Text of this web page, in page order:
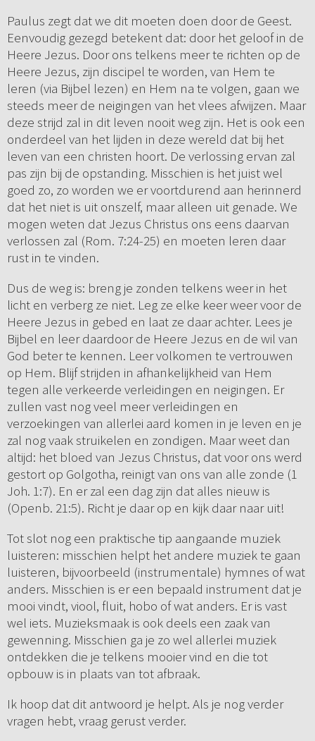
Paulus zegt dat we dit moeten doen door de Geest.
Eenvoudig gezegd betekent dat: door het geloof in de
Heere Jezus. Door ons telkens meer te richten op de
Heere Jezus, zijn discipel te worden, van Hem te
leren (via Bijbel lezen) en Hem na te volgen, gaan we
steeds meer de neigingen van het vlees afwijzen. Maar
deze strijd zal in dit leven nooit weg zijn. Het is ook een
onderdeel van het lijden in deze wereld dat bij het
leven van een christen hoort. De verlossing ervan zal
pas zijn bij de opstanding. Misschien is het juist wel
goed zo, zo worden we er voortdurend aan herinnerd
dat het niet is uit onszelf, maar alleen uit genade. We
mogen weten dat Jezus Christus ons eens daarvan
verlossen zal (Rom. 7:24-25) en moeten leren daar
rust in te vinden.
Dus de weg is: breng je zonden telkens weer in het
licht en verberg ze niet. Leg ze elke keer weer voor de
Heere Jezus in gebed en laat ze daar achter. Lees je
Bijbel en leer daardoor de Heere Jezus en de wil van
God beter te kennen. Leer volkomen te vertrouwen
op Hem. Blijf strijden in afhankelijkheid van Hem
tegen alle verkeerde verleidingen en neigingen. Er
zullen vast nog veel meer verleidingen en
verzoekingen van allerlei aard komen in je leven en je
zal nog vaak struikelen en zondigen. Maar weet dan
altijd: het bloed van Jezus Christus, dat voor ons werd
gestort op Golgotha, reinigt van ons van alle zonde (1
Joh. 1:7). En er zal een dag zijn dat alles nieuw is
(Openb. 21:5). Richt je daar op en kijk daar naar uit!
Tot slot nog een praktische tip aangaande muziek
luisteren: misschien helpt het andere muziek te gaan
luisteren, bijvoorbeeld (instrumentale) hymnes of wat
anders. Misschien is er een bepaald instrument dat je
mooi vindt, viool, fluit, hobo of wat anders. Er is vast
wel iets. Muzieksmaak is ook deels een zaak van
gewenning. Misschien ga je zo wel allerlei muziek
ontdekken die je telkens mooier vind en die tot
opbouw is in plaats van tot afbraak.
Ik hoop dat dit antwoord je helpt. Als je nog verder
vragen hebt, vraag gerust verder.